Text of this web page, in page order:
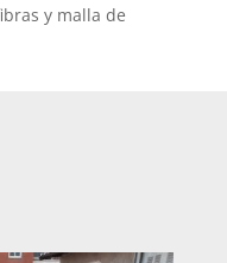
y malla de